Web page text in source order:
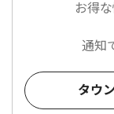
お得
通知
タウ